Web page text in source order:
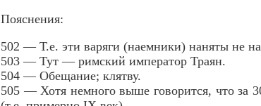
Пояснения:
502 — Т.е. эти варяги (наемники) наняты не
503 — Тут — римский император Траян.
504 — Обещание; клятву.
505 — Хотя немного выше говорится, что за